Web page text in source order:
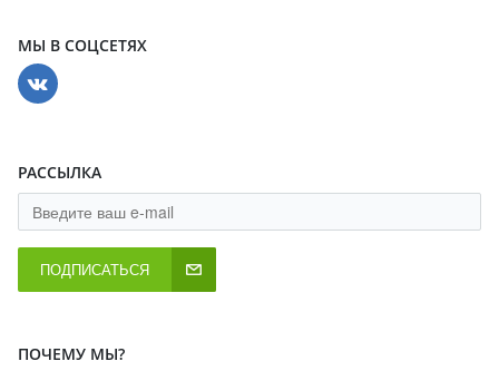
МЫ В СОЦСЕТЯХ
РАССЫЛКА
ПОДПИСАТЬСЯ
ПОЧЕМУ МЫ?